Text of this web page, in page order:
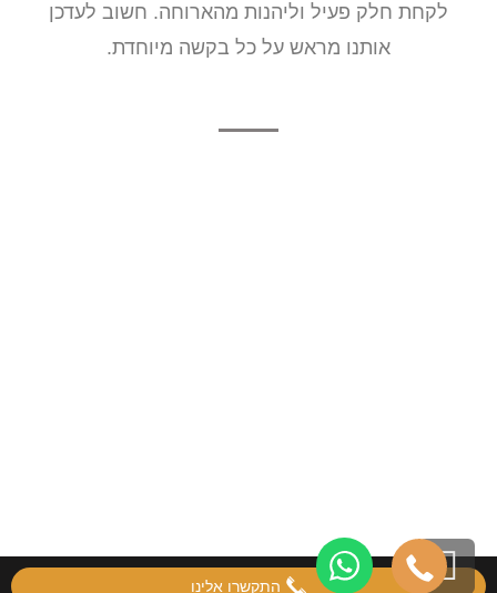
לקחת חלק פעיל וליהנות מהארוחה. חשוב לעדכן
אותנו מראש על כל בקשה מיוחדת.
גלילה התקשרו אלינו